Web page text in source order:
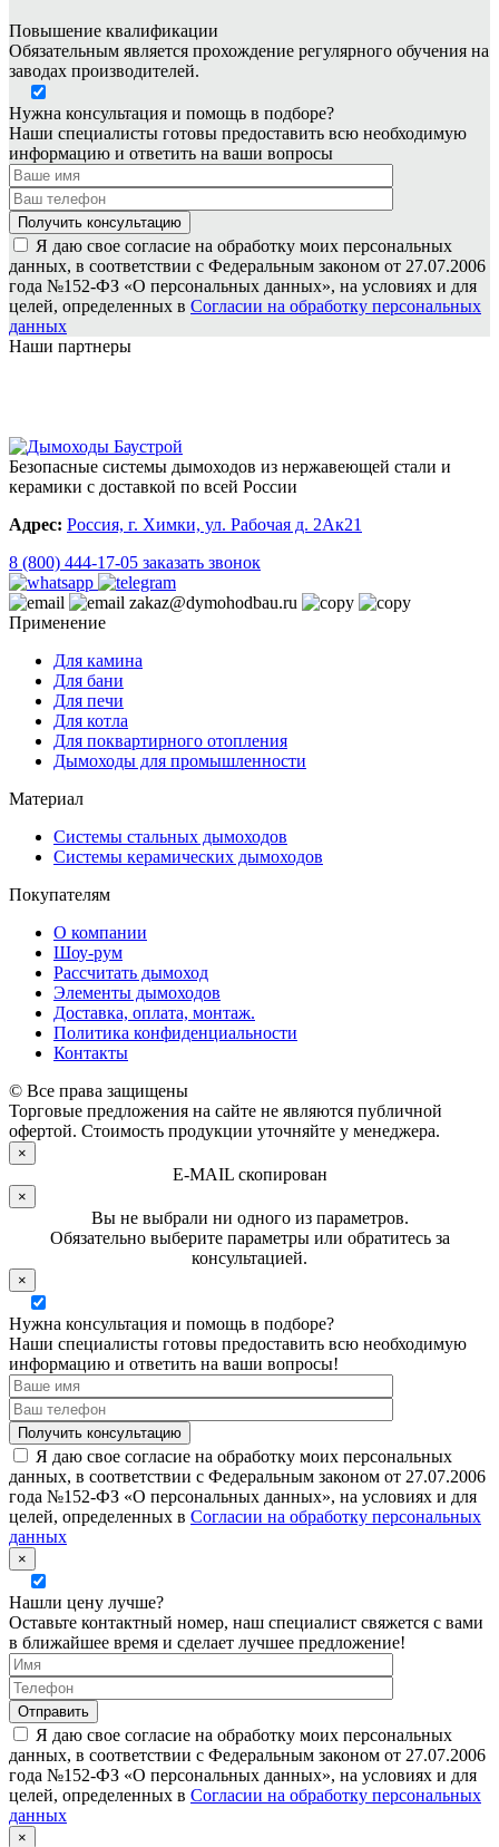
Повышение квалификации
Обязательным является прохождение регулярного обучения на
заводах производителей.
Нужна консультация и помощь в подборе?
Наши специалисты готовы предоставить всю необходимую
информацию и ответить на ваши вопросы
Я даю свое согласие на обработку моих персональных
данных, в соответствии с Федеральным законом от 27.07.2006
года №152-ФЗ «О персональных данных», на условиях и для
целей, определенных в Согласии на обработку персональных
данных
Наши партнеры
Безопасные системы дымоходов из нержавеющей стали и
керамики с доставкой по всей России
Адрес: Россия, г. Химки, ул. Рабочая д. 2Ак21
8 (800) 444-17-05 заказать звонок
zakaz@dymohodbau.ru
Применение
Для камина
Для бани
Для печи
Для котла
Для поквартирного отопления
Дымоходы для промышленности
Материал
Системы стальных дымоходов
Системы керамических дымоходов
Покупателям
О компании
Шоу-рум
Рассчитать дымоход
Элементы дымоходов
Доставка, оплата, монтаж.
Политика конфиденциальности
Контакты
© Все права защищены
Торговые предложения на сайте не являются публичной
офертой. Стоимость продукции уточняйте у менеджера.
×
E-MAIL скопирован
×
Вы не выбрали ни одного из параметров.
Обязательно выберите параметры или обратитесь за
консультацией.
×
Нужна консультация и помощь в подборе?
Наши специалисты готовы предоставить всю необходимую
информацию и ответить на ваши вопросы!
Я даю свое согласие на обработку моих персональных
данных, в соответствии с Федеральным законом от 27.07.2006
года №152-ФЗ «О персональных данных», на условиях и для
целей, определенных в Согласии на обработку персональных
данных
×
Нашли цену лучше?
Оставьте контактный номер, наш специалист свяжется с вами
в ближайшее время и сделает лучшее предложение!
Я даю свое согласие на обработку моих персональных
данных, в соответствии с Федеральным законом от 27.07.2006
года №152-ФЗ «О персональных данных», на условиях и для
целей, определенных в Согласии на обработку персональных
данных
×